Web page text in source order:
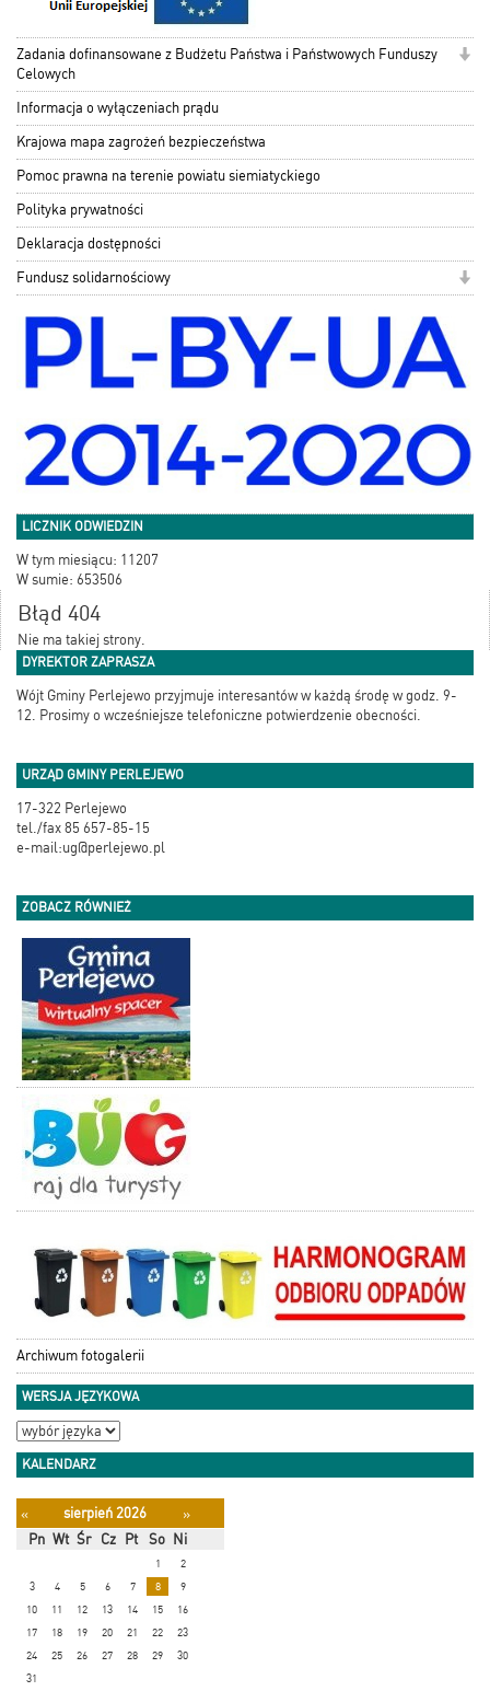
Zadania dofinansowane z Budżetu Państwa i Państwowych Funduszy
Celowych
Informacja o wyłączeniach prądu
Krajowa mapa zagrożeń bezpieczeństwa
Pomoc prawna na terenie powiatu siemiatyckiego
Polityka prywatności
Deklaracja dostępności
Fundusz solidarnościowy
LICZNIK ODWIEDZIN
W tym miesiącu: 11207
W sumie: 653506
Błąd 404
Nie ma takiej strony.
DYREKTOR ZAPRASZA
Wójt Gminy Perlejewo przyjmuje interesantów w każdą środę w godz. 9-
12. Prosimy o wcześniejsze telefoniczne potwierdzenie obecności.
URZĄD GMINY PERLEJEWO
17-322 Perlejewo
tel./fax 85 657-85-15
e-mail:ug@perlejewo.pl
ZOBACZ RÓWNIEŻ
Archiwum fotogalerii
WERSJA JĘZYKOWA
KALENDARZ
« sierpień 2026
»
Pn Wt Śr Cz Pt So Ni
1
2
3
4 5 6 7 8
9
10
11 12 13 14 15
16
17
18 19 20 21 22
23
24
25 26 27 28 29
30
31